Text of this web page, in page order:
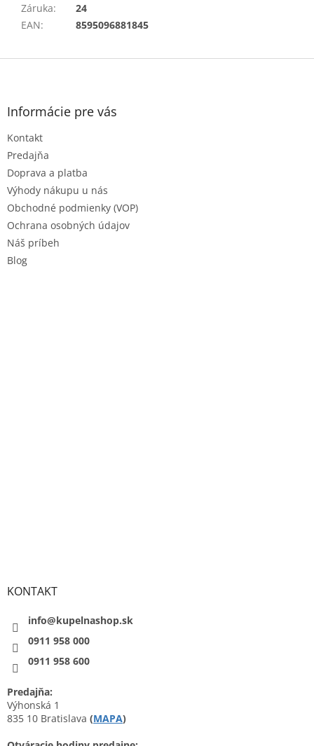
Záruka:
24
EAN: 8595096881845
Z
Informácie pre vás
Kontakt
Predajňa
Doprava a platba
Výhody nákupu u nás
Obchodné podmienky (VOP)
Ochrana osobných údajov
Náš príbeh
Blog
KONTAKT
info@kupelnashop.sk
0911 958 000
0911 958 600
Predajňa:
Výhonská 1
835 10 Bratislava (MAPA)